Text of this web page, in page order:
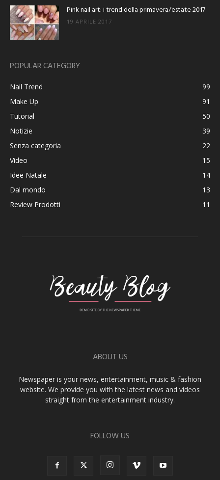
Pink nail art: i trend della primavera/estate 2017
19 APRILE 2017
POPULAR CATEGORY
Nail Trend
99
Make Up
91
Tutorial
50
Notizie
39
Senza categoria
22
Video
15
Idee Natale
14
Dal mondo
13
Review Prodotti
11
ABOUT US
Newspaper is your news, entertainment, music & fashion
website. We provide you with the latest news and videos
straight from the entertainment industry.
FOLLOW US